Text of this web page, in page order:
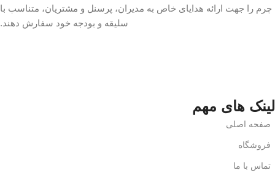
چرم را جهت ارائه هدایای خاص به مدیران، پرسنل و مشتریان، متناسب با
سلیقه و بودجه خود سفارش دهند.
لینک های مهم
صفحه اصلی
فروشگاه
تماس با ما